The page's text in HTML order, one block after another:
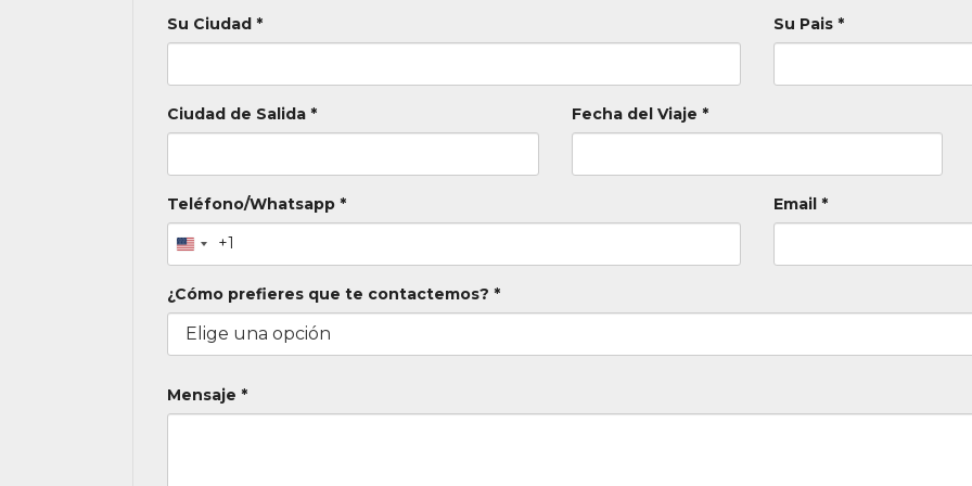
Su Ciudad * Su Pais *
Ciudad de Salida * Fecha del Viaje *
Teléfono/Whatsapp *
+1
Email *
¿Cómo prefieres que te contactemos? *
Mensaje *